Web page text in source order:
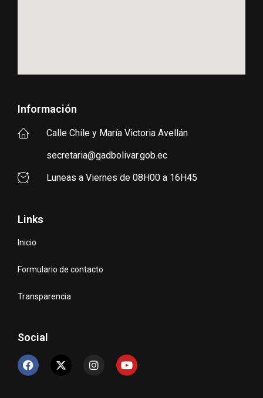
Información
Calle Chile y María Victoria Avellán
secretaria@gadbolivar.gob.ec
Luneas a Viernes de 08H00 a 16H45
Links
Inicio
Formulario de contacto
Transparencia
Social